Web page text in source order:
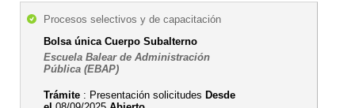
Procesos selectivos y de capacitación
Bolsa única Cuerpo Subalterno
Escuela Balear de Administración
Pública (EBAP)
Trámite : Presentación solicitudes Desde